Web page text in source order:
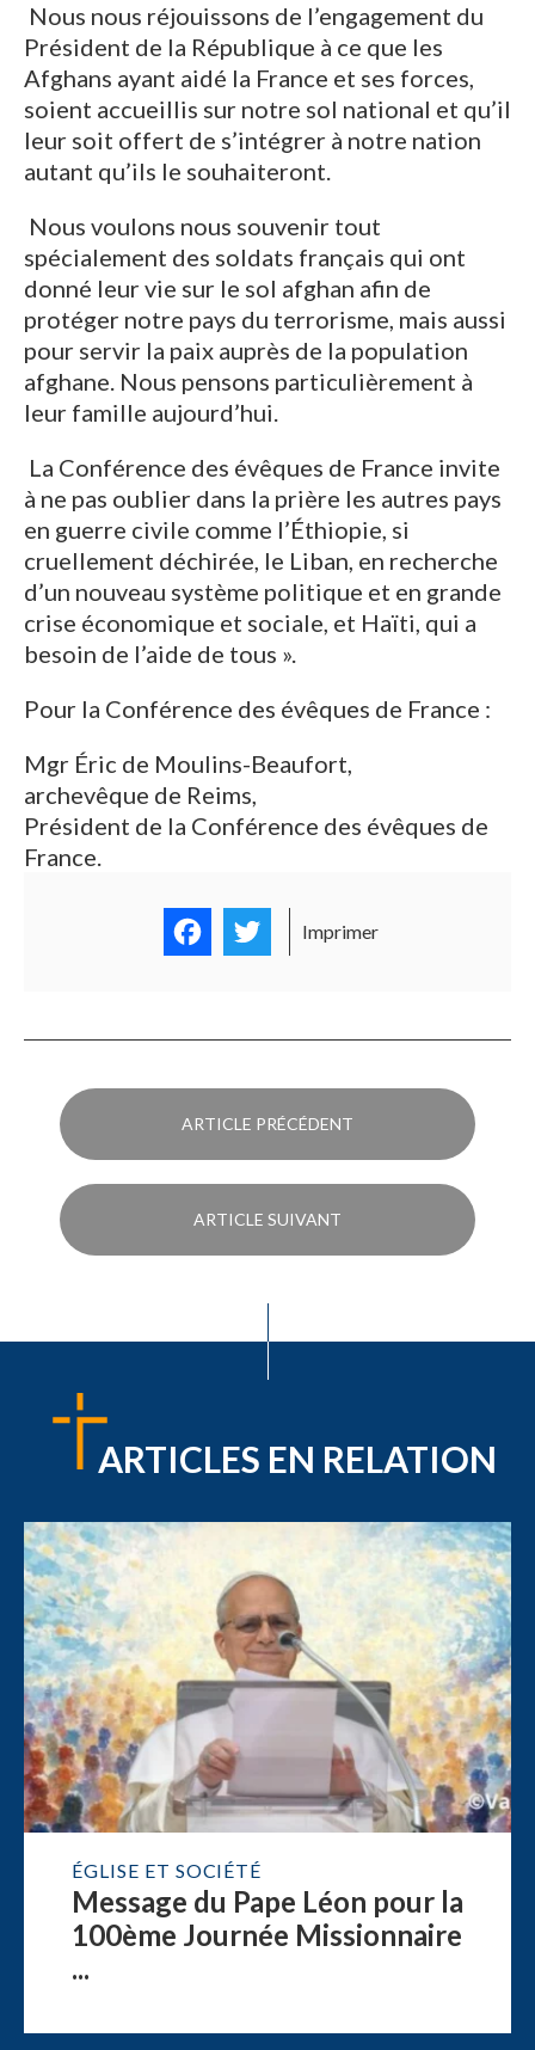
Nous nous réjouissons de l’engagement du
Président de la République à ce que les
Afghans ayant aidé la France et ses forces,
soient accueillis sur notre sol national et qu’il
leur soit offert de s’intégrer à notre nation
autant qu’ils le souhaiteront.
Nous voulons nous souvenir tout
spécialement des soldats français qui ont
donné leur vie sur le sol afghan afin de
protéger notre pays du terrorisme, mais aussi
pour servir la paix auprès de la population
afghane. Nous pensons particulièrement à
leur famille aujourd’hui.
La Conférence des évêques de France invite
à ne pas oublier dans la prière les autres pays
en guerre civile comme l’Éthiopie, si
cruellement déchirée, le Liban, en recherche
d’un nouveau système politique et en grande
crise économique et sociale, et Haïti, qui a
besoin de l’aide de tous ».
Pour la Conférence des évêques de France :
Mgr Éric de Moulins-Beaufort,
archevêque de Reims,
Président de la Conférence des évêques de
France.
FacebookTwitter
Imprimer
ARTICLE PRÉCÉDENT
ARTICLE SUIVANT
ARTICLES EN RELATION
ÉGLISE ET SOCIÉTÉ
Message du Pape Léon pour la
100ème Journée Missionnaire
...